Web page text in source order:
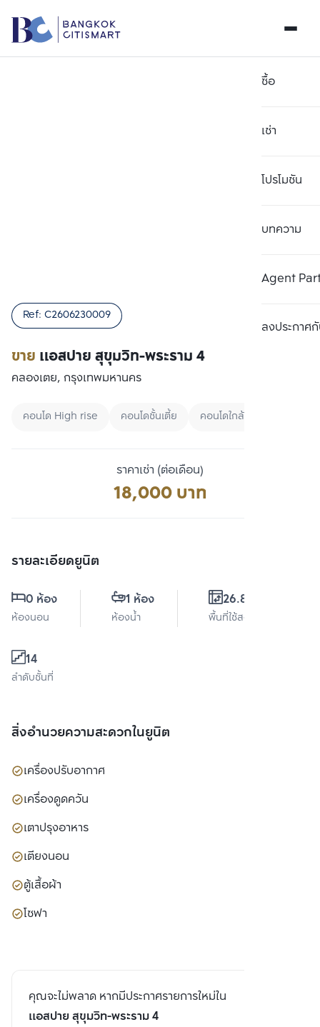
ซื้อ
เช่า
โปรโมชัน
บทความ
Agent
ลงประกาศกั
ขาย แอสปาย สุขุมวิท-พระราม 4
Ref: C2606230009
คลองเตย, กรุงเทพมหานคร
คอนโด High rise คอนโดชั้นเตี้ย คอนโดใกล้ทางด่วน
ราคาเช่า (ต่อเดือน)
18,000 บาท
รายละเอียดยูนิต
0 ห้อง
ห้องนอน
1 ห้อง
ห้องน้ำ
26.83 ตร.ม.
พื้นที่ใช้สอย
14
ลำดับชั้นที่
สิ่งอำนวยความสะดวกในยูนิต
เครื่องปรับอากาศ
เครื่องดูดควัน
เตาปรุงอาหาร
เตียงนอน
ตู้เสื้อผ้า
โซฟา
คุณจะไม่พลาด หากมีประกาศรายการใหม่ใน
แอสปาย สุขุมวิท-พระราม 4
เปรียบเทียบ